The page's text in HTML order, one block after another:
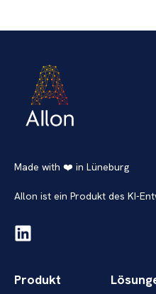
Made with ❤️ in Lüneburg
AIlon ist ein Produkt des KI-
Produkt